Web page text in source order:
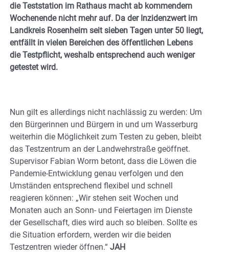
die Teststation im Rathaus macht ab kommendem
Wochenende nicht mehr auf. Da der Inzidenzwert im
Landkreis Rosenheim seit sieben Tagen unter 50 liegt,
entfällt in vielen Bereichen des öffentlichen Lebens
die Testpflicht, weshalb entsprechend auch weniger
getestet wird.
Nun gilt es allerdings nicht nachlässig zu werden: Um
den Bürgerinnen und Bürgern in und um Wasserburg
weiterhin die Möglichkeit zum Testen zu geben, bleibt
das Testzentrum an der Landwehrstraße geöffnet.
Supervisor Fabian Worm betont, dass die Löwen die
Pandemie-Entwicklung genau verfolgen und den
Umständen entsprechend flexibel und schnell
reagieren können: „Wir stehen seit Wochen und
Monaten auch an Sonn- und Feiertagen im Dienste
der Gesellschaft, dies wird auch so bleiben. Sollte es
die Situation erfordern, werden wir die beiden
Testzentren wieder öffnen.“ JAH